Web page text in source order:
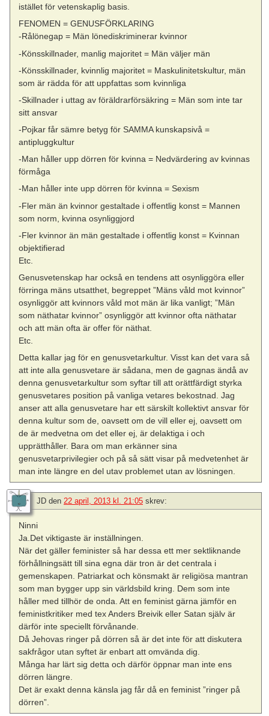
istället för vetenskaplig basis.
FENOMEN = GENUSFÖRKLARING
-Rålönegap = Män lönediskriminerar kvinnor
-Könsskillnader, manlig majoritet = Män väljer män
-Könsskillnader, kvinnlig majoritet = Maskulinitetskultur, män
som är rädda för att uppfattas som kvinnliga
-Skillnader i uttag av föräldrarförsäkring = Män som inte tar
sitt ansvar
-Pojkar får sämre betyg för SAMMA kunskapsivå =
antipluggkultur
-Man håller upp dörren för kvinna = Nedvärdering av kvinnas
förmåga
-Man håller inte upp dörren för kvinna = Sexism
-Fler män än kvinnor gestaltade i offentlig konst = Mannen
som norm, kvinna osynliggjord
-Fler kvinnor än män gestaltade i offentlig konst = Kvinnan
objektifierad
Etc.
Genusvetenskap har också en tendens att osynliggöra eller
förringa mäns utsatthet, begreppet ”Mäns våld mot kvinnor”
osynliggör att kvinnors våld mot män är lika vanligt; ”Män
som näthatar kvinnor” osynliggör att kvinnor ofta näthatar
och att män ofta är offer för näthat.
Etc.
Detta kallar jag för en genusvetarkultur. Visst kan det vara så
att inte alla genusvetare är sådana, men de gagnas ändå av
denna genusvetarkultur som syftar till att orättfärdigt styrka
genusvetares position på vanliga vetares bekostnad. Jag
anser att alla genusvetare har ett särskilt kollektivt ansvar för
denna kultur som de, oavsett om de vill eller ej, oavsett om
de är medvetna om det eller ej, är delaktiga i och
upprätthåller. Bara om man erkänner sina
genusvetarprivilegier och på så sätt visar på medvetenhet är
man inte längre en del utav problemet utan av lösningen.
JD den 22 april, 2013 kl. 21:05 skrev:
Ninni
Ja.Det viktigaste är inställningen.
När det gäller feminister så har dessa ett mer sektliknande
förhållningsätt till sina egna där tron är det centrala i
gemenskapen. Patriarkat och könsmakt är religiösa mantran
som man bygger upp sin världsbild kring. Dem som inte
håller med tillhör de onda. Att en feminist gärna jämför en
feministkritiker med tex Anders Breivik eller Satan själv är
därför inte speciellt förvånande.
Då Jehovas ringer på dörren så är det inte för att diskutera
sakfrågor utan syftet är enbart att omvända dig.
Många har lärt sig detta och därför öppnar man inte ens
dörren längre.
Det är exakt denna känsla jag får då en feminist ”ringer på
dörren”.